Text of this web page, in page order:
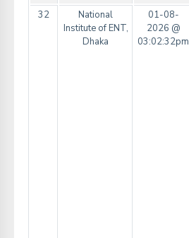
32
National
Institute of ENT,
Dhaka
01-08-
2026 @
03:02:32pm